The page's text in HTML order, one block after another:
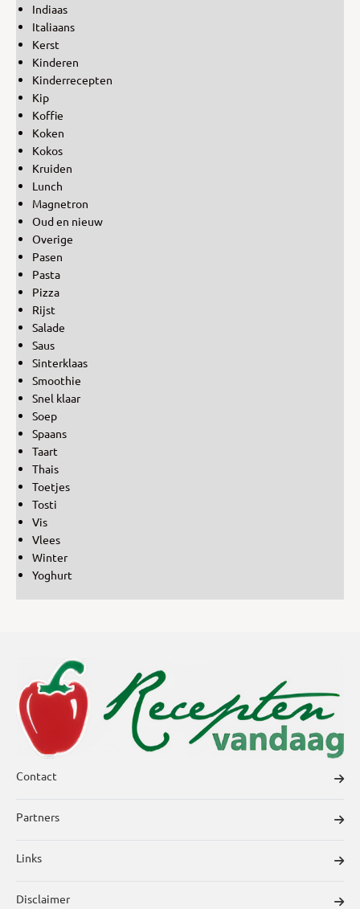
Indiaas
Italiaans
Kerst
Kinderen
Kinderrecepten
Kip
Koffie
Koken
Kokos
Kruiden
Lunch
Magnetron
Oud en nieuw
Overige
Pasen
Pasta
Pizza
Rijst
Salade
Saus
Sinterklaas
Smoothie
Snel klaar
Soep
Spaans
Taart
Thais
Toetjes
Tosti
Vis
Vlees
Winter
Yoghurt
Contact
Partners
Links
Disclaimer